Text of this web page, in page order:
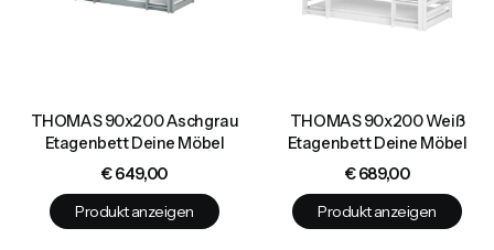
THOMAS 90x200 Aschgrau
Etagenbett Deine Möbel
Preis
€ 649,00
Produkt anzeigen
THOMAS 90x200 Weiß
Etagenbett Deine Möbel
Preis
€ 689,00
Produkt anzeigen